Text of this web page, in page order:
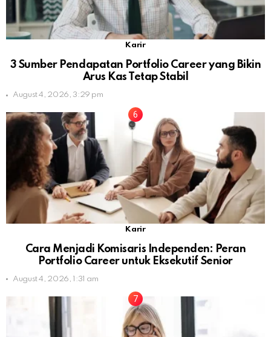
Karir
3 Sumber Pendapatan Portfolio Career yang Bikin
Arus Kas Tetap Stabil
August 4, 2026, 3:29 pm
Karir
Cara Menjadi Komisaris Independen: Peran
Portfolio Career untuk Eksekutif Senior
August 4, 2026, 1:31 am